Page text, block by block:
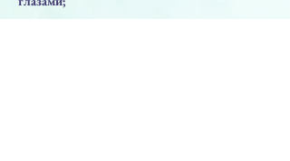
• Нормализация увлажненности кожи;